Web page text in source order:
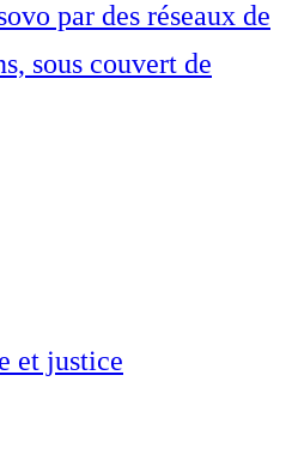
par des réseaux de
sous couvert de
et justice